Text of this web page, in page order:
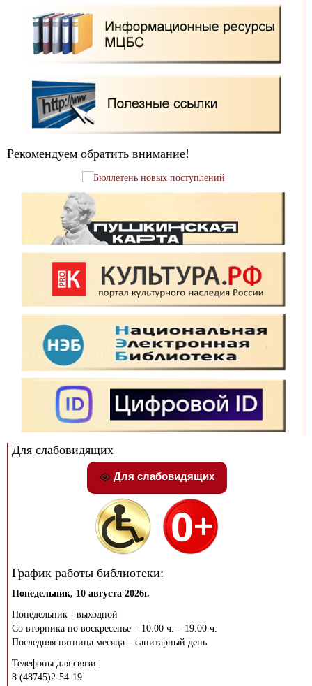
Рекомендуем обратить внимание!
Для слабовидящих
Для слабовидящих
График работы библиотеки:
Понедельник, 10 августа 2026г.
Понедельник - выходной
Со вторника по воскресенье – 10.00 ч. – 19.00 ч.
Последняя пятница месяца – санитарный день
Телефоны для связи:
8 (48745)2-54-19